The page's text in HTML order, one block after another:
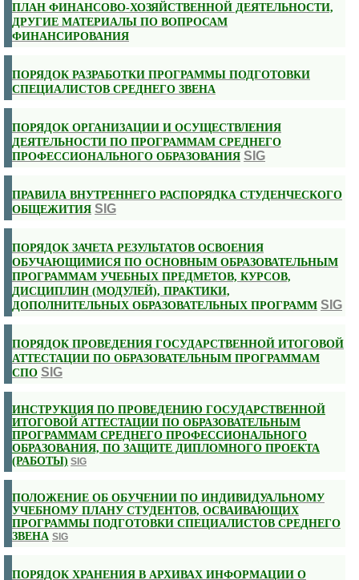
ПЛАН ФИНАНСОВО-ХОЗЯЙСТВЕННОЙ ДЕЯТЕЛЬНОСТИ,
ДРУГИЕ МАТЕРИАЛЫ ПО ВОПРОСАМ
ФИНАНСИРОВАНИЯ
ПОРЯДОК РАЗРАБОТКИ ПРОГРАММЫ ПОДГОТОВКИ
СПЕЦИАЛИСТОВ СРЕДНЕГО ЗВЕНА
ПОРЯДОК ОРГАНИЗАЦИИ И ОСУЩЕСТВЛЕНИЯ
ДЕЯТЕЛЬНОСТИ ПО ПРОГРАММАМ СРЕДНЕГО
ПРОФЕССИОНАЛЬНОГО ОБРАЗОВАНИЯ SIG
ПРАВИЛА ВНУТРЕННЕГО РАСПОРЯДКА СТУДЕНЧЕСКОГО
ОБЩЕЖИТИЯ SIG
ПОРЯДОК ЗАЧЕТА РЕЗУЛЬТАТОВ ОСВОЕНИЯ
ОБУЧАЮЩИМИСЯ ПО ОСНОВНЫМ ОБРАЗОВАТЕЛЬНЫМ
ПРОГРАММАМ УЧЕБНЫХ ПРЕДМЕТОВ, КУРСОВ,
ДИСЦИПЛИН (МОДУЛЕЙ), ПРАКТИКИ,
ДОПОЛНИТЕЛЬНЫХ ОБРАЗОВАТЕЛЬНЫХ ПРОГРАММ SIG
ПОРЯДОК ПРОВЕДЕНИЯ ГОСУДАРСТВЕННОЙ ИТОГОВОЙ
АТТЕСТАЦИИ ПО ОБРАЗОВАТЕЛЬНЫМ ПРОГРАММАМ
СПО SIG
ИНСТРУКЦИЯ ПО ПРОВЕДЕНИЮ ГОСУДАРСТВЕННОЙ
ИТОГОВОЙ АТТЕСТАЦИИ ПО ОБРАЗОВАТЕЛЬНЫМ
ПРОГРАММАМ СРЕДНЕГО ПРОФЕССИОНАЛЬНОГО
ОБРАЗОВАНИЯ, ПО ЗАЩИТЕ ДИПЛОМНОГО ПРОЕКТА
(РАБОТЫ) SIG
ПОЛОЖЕНИЕ ОБ ОБУЧЕНИИ ПО ИНДИВИДУАЛЬНОМУ
УЧЕБНОМУ ПЛАНУ СТУДЕНТОВ, ОСВАИВАЮЩИХ
ПРОГРАММЫ ПОДГОТОВКИ СПЕЦИАЛИСТОВ СРЕДНЕГО
ЗВЕНА SIG
ПОРЯДОК ХРАНЕНИЯ В АРХИВАХ ИНФОРМАЦИИ О